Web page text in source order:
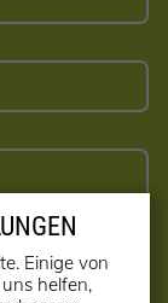
jederzeit
Einige von
helfen,